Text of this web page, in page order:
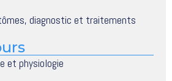
diagnostic et traitements
et physiologie